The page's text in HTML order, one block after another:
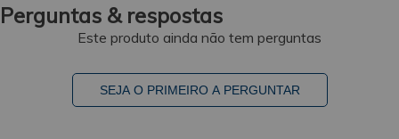
Perguntas & respostas
Este produto ainda não tem perguntas
SEJA O PRIMEIRO A PERGUNTAR